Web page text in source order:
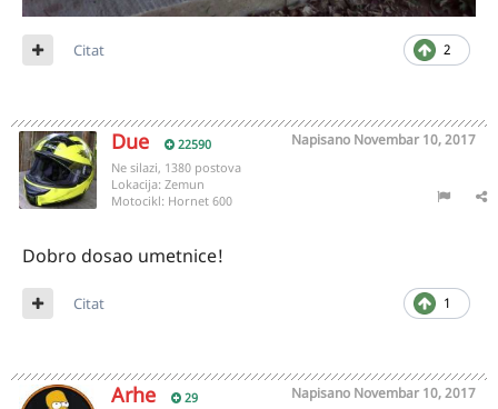
2
Citat
Due 22590 Napisano Novembar 10, 2017
Ne silazi, 1380 postova
Lokacija: Zemun
Motocikl: Hornet 600
Dobro dosao umetnice!
1
Citat
Arhe 29 Napisano Novembar 10, 2017